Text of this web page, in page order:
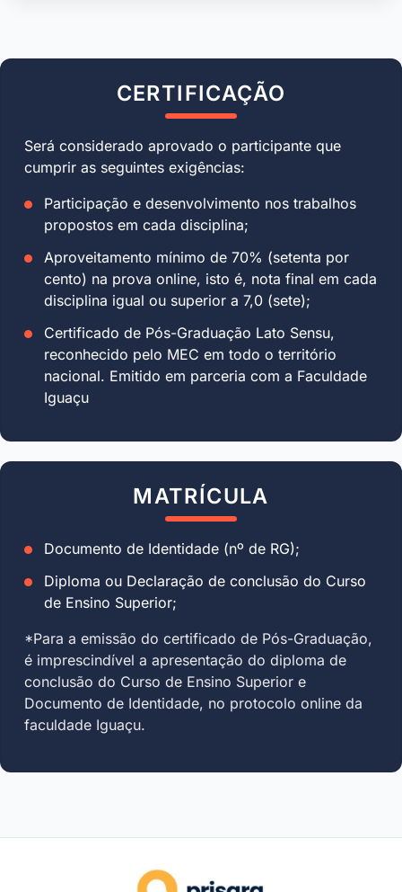
CERTIFICAÇÃO
Será considerado aprovado o participante que
cumprir as seguintes exigências:
Participação e desenvolvimento nos trabalhos
propostos em cada disciplina;
Aproveitamento mínimo de 70% (setenta por
cento) na prova online, isto é, nota final em cada
disciplina igual ou superior a 7,0 (sete);
Certificado de Pós-Graduação Lato Sensu,
reconhecido pelo MEC em todo o território
nacional. Emitido em parceria com a Faculdade
Iguaçu
MATRÍCULA
Documento de Identidade (nº de RG);
Diploma ou Declaração de conclusão do Curso
de Ensino Superior;
*Para a emissão do certificado de Pós-Graduação,
é imprescindível a apresentação do diploma de
conclusão do Curso de Ensino Superior e
Documento de Identidade, no protocolo online da
faculdade Iguaçu.